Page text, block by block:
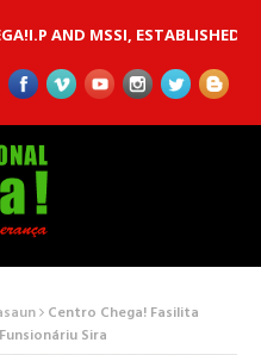
MSSI, ESTABLISHED TO
Centro Chega! Fasilita
Sira